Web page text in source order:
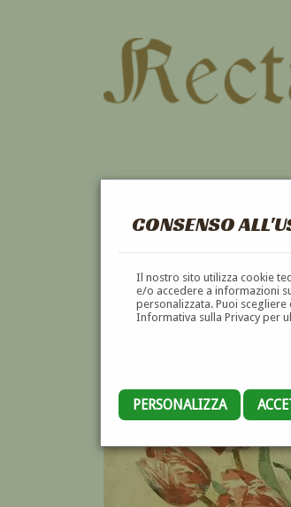
CONSENSO
Il nostro sito utilizza cookie
e/o accedere a informazioni
personalizzata. Puoi
Informativa sulla Privacy per
PERSONALIZZA
TULIPANI ROSA *